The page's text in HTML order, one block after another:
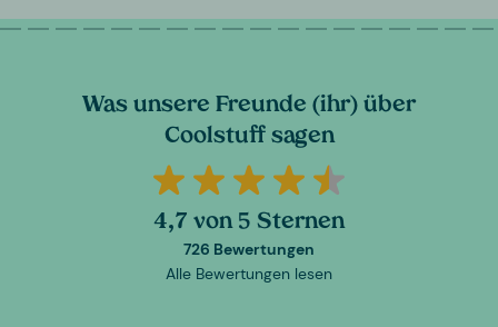
Was unsere Freunde (ihr) über
Coolstuff sagen
4,7 von 5 Sternen
726 Bewertungen
Alle Bewertungen lesen